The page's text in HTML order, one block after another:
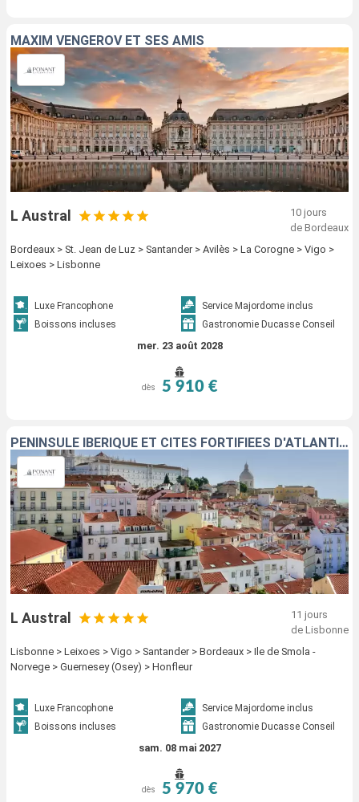
MAXIM VENGEROV ET SES AMIS
L Austral
10 jours
de Bordeaux
Bordeaux > St. Jean de Luz > Santander > Avilès > La Corogne > Vigo >
Leixoes > Lisbonne
Luxe Francophone
Service Majordome inclus
Boissons incluses
Gastronomie Ducasse Conseil
mer. 23 août 2028
dès 5 910 €
PÉNINSULE IBÉRIQUE ET CITÉS FORTIFIÉES D'ATLANTIQUE
L Austral
11 jours
de Lisbonne
Lisbonne > Leixoes > Vigo > Santander > Bordeaux > Ile de Smola -
Norvege > Guernesey (Osey) > Honfleur
Luxe Francophone
Service Majordome inclus
Boissons incluses
Gastronomie Ducasse Conseil
sam. 08 mai 2027
dès 5 970 €